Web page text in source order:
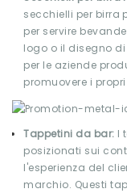
secchielli per birra
per servire
logo o il disegno
per le aziende
promuovere i
Tappetini da bar: I
posizionati sui
l'esperienza del
marchio. Questi